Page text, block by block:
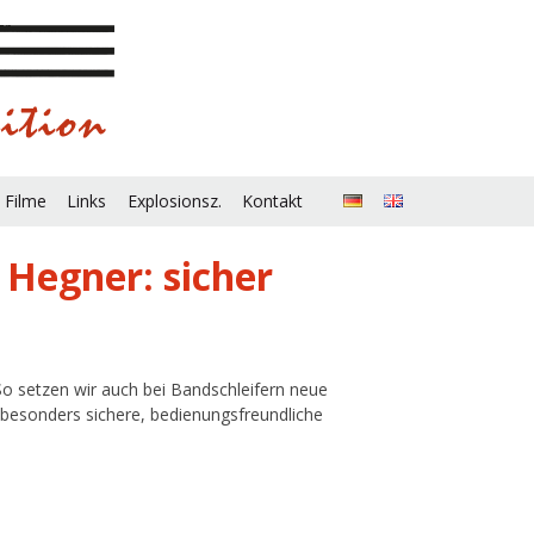
Links Explosionsz. Kontakt
sicher
setzen wir auch bei Bandschleifern neue
sichere, bedienungsfreundliche